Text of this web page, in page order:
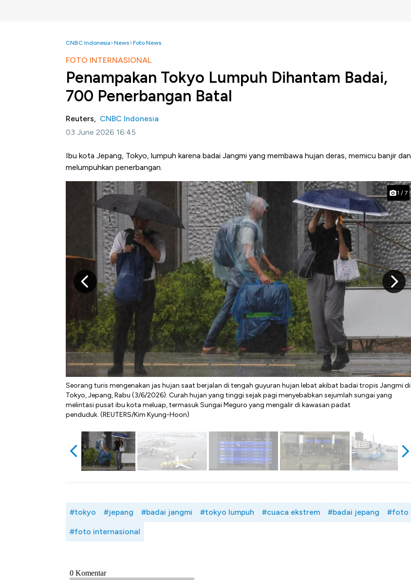
CNBC Indonesia News Foto News
FOTO INTERNASIONAL
Penampakan Tokyo Lumpuh Dihantam Badai,
700 Penerbangan Batal
Reuters, CNBC Indonesia
03 June 2026 16:45
Ibu kota Jepang, Tokyo, lumpuh karena badai Jangmi yang membawa hujan deras, memicu banjir dan
melumpuhkan penerbangan.
Seorang turis mengenakan jas hujan saat berjalan di tengah guyuran hujan lebat akibat badai tropis Jangmi di
Tokyo, Jepang, Rabu (3/6/2026). Curah hujan yang tinggi sejak pagi menyebabkan sejumlah sungai yang
melintasi pusat ibu kota meluap, termasuk Sungai Meguro yang mengalir di kawasan padat
penduduk. (REUTERS/Kim Kyung-Hoon)
1 / 7
#tokyo #jepang #badai jangmi #tokyo lumpuh #cuaca ekstrem #badai jepang #foto
#foto internasional